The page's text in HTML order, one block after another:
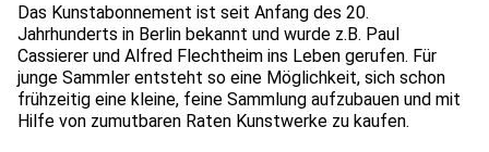
Das Kunstabonnement ist seit Anfang des 20.
Jahrhunderts in Berlin bekannt und wurde z.B. Paul
Cassierer und Alfred Flechtheim ins Leben gerufen. Für
junge Sammler entsteht so eine Möglichkeit, sich schon
frühzeitig eine kleine, feine Sammlung aufzubauen und mit
Hilfe von zumutbaren Raten Kunstwerke zu kaufen.